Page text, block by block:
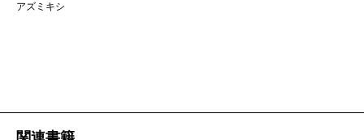
アズミキシ